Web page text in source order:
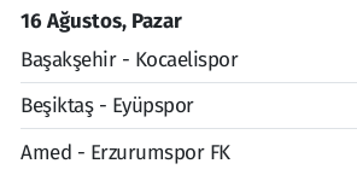
16 Ağustos, Pazar
Başakşehir - Kocaelispor
Beşiktaş - Eyüpspor
Amed - Erzurumspor FK